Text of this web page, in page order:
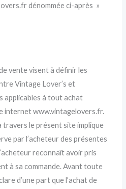
dénommée ci-après »
vente visent à définir les
Vintage Lover’s et
applicables à tout achat
internet www.vintagelovers.fr.
travers le présent site implique
par l’acheteur des présentes
reconnaît avoir pris
à sa commande. Avant toute
d’une part que l’achat de